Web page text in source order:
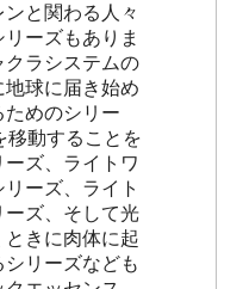
と関わる人々
ーズもありま
ラシステムの
球に届き始め
めのシリー
移動することを
ズ、ライトワ
ーズ、ライト
ーズ、そして光
きに肉体に起
リーズなども